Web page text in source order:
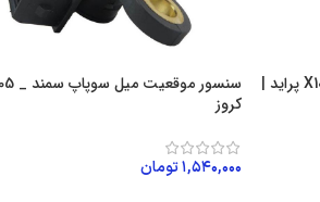
سنسور موقعیت میل لنگ موتور X100 پراید |
کروز
۱,۵۴۰,۰۰۰تومان